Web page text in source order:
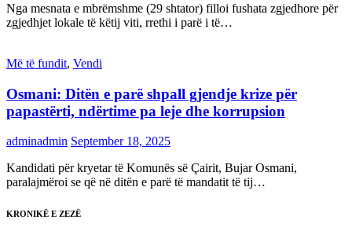
Nga mesnata e mbrëmshme (29 shtator) filloi fushata zgjedhore për
zgjedhjet lokale të këtij viti, rrethi i parë i të…
Më të fundit, Vendi
Osmani: Ditën e parë shpall gjendje krize për
papastërti, ndërtime pa leje dhe korrupsion
adminadmin September 18, 2025
Kandidati për kryetar të Komunës së Çairit, Bujar Osmani,
paralajmëroi se që në ditën e parë të mandatit të tij…
KRONIKË E ZEZË